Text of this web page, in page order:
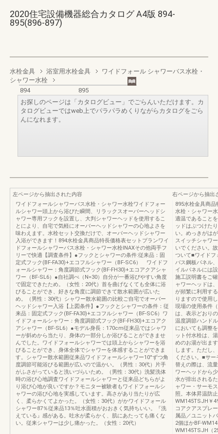
2020住宅設備機器総合カタログ A4版 894-
895(896-897)
水栓金具 浴室用水栓金具
ワイドフォール シャワーバス水栓・
シャワー水栓
894
895
お探しのページは「カタログビュー」でごらんいただけます。カ
タログビューではweb上でパラパラめくりながらカタログをごら
んになれます。
左ページから抽出された内容
ワイドフォールシャワーバス水栓・シャワー水栓ワイドフォー
ルシャワー頭上から浴びた瞬間、リラックスオーバーヘッドシ
ャワー専用フックを設置し、大判シャワーヘッドを使用するこ
とにより、自宅で気軽にオーバーヘッドシャワーの心地よさを
味わえます。水栓セット交換だけで、オーバーヘッドシャワー
入浴ができます！894水栓金具商品特長価格表セットプランワイ
ドフォールシャワーバス水栓・シャワー水栓INAXその他両手フ
リーで快適【調査条件】●フックとシャワーの条件:従来品：固
定式フック(BF-FA30)+エコフルシャワー（BF-SC6） ワイドフ
ォールシャワー：角度調節式フック(BF-FH30)+エコアクアシャ
ワー（BF-SL6）●自社調べ（N=30）自分が一番浴びやすい角度
で固定できたため。（女性：20代）首を曲げなくても全体に浴
びることができ、好きな角度に調節できて散水範囲が広いた
め。（男性：30代）シャワー散水範囲の比較ご自宅でオーバー
ヘッドシャワー入浴【上図条件】●フックとシャワーの条件：従
来品：固定式フック(BF-FA30)+エコフルシャワー（BF-SC6）ワ
イドフォールシャワー：角度調節式フック(BF-FH30)+エコアク
アシャワー（BF-SL6）●モデル身長：170cm従来品ではシャワ
ーが斜めから当たり、身体の一部分しか浴びることができませ
んでした。ワイドフォールシャワーでは頭上からシャワーを浴
びることができ、身体全体でシャワーを体感することができま
す。シャワー散水範囲従来品ワイドフォールシャワー10°ずつ角
度調節可能浴びる範囲が広いので温かい。（男性：30代）片手
がふさがっていると洗いづらいため。（男性：30代）洗髪洗体
時の浴び心地調査ワイドフォールシャワーと従来品どちらがよ
り浴び心地が良いですか？モニター被験者もワイドフォールシ
ャワーの浴び心地を実感しています。高さがあり当たりが広
く、柔らかくてよかった。（女性：30代）がかワイドフォール
シャワー87％従来品13％吐水面積がおおきく気持ちいい。『洗
えている』感がある。吐水が柔らかく、肌にあたっても痛くな
い。従来シャワーは少し痛かった。（女性：20代）
右ページから抽出
895水栓金具商
水栓・シャワー
適温であること
ッドはぶつけた
い。めっきがは
スイッチシャワ
いでください。
ついて■ワイドフ
バス鋼板パネル
イルパネルには
施工説明書をご
ャワーヘッドは
が頻繁に利用す
りますので使用
現場の使用条件
は、表示どおり
温度調節ハンド
においても調整
ット付水栓は、
めのお湯が出ま
します。ただし
ください。■サ
替えの際は、流
ワーヘッドから
水が排出される
ャワー・サーモ
照。本体昇温防
WM145TSJH￥
コアクアスプレ
属品／ユニット
2個ほかBF-
WM145TSJH（